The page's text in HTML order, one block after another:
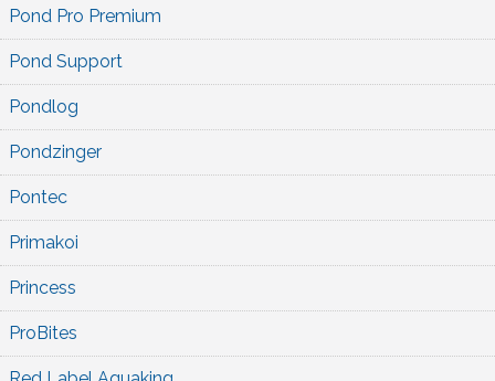
Pond Pro Premium
Pond Support
Pondlog
Pondzinger
Pontec
Primakoi
Princess
ProBites